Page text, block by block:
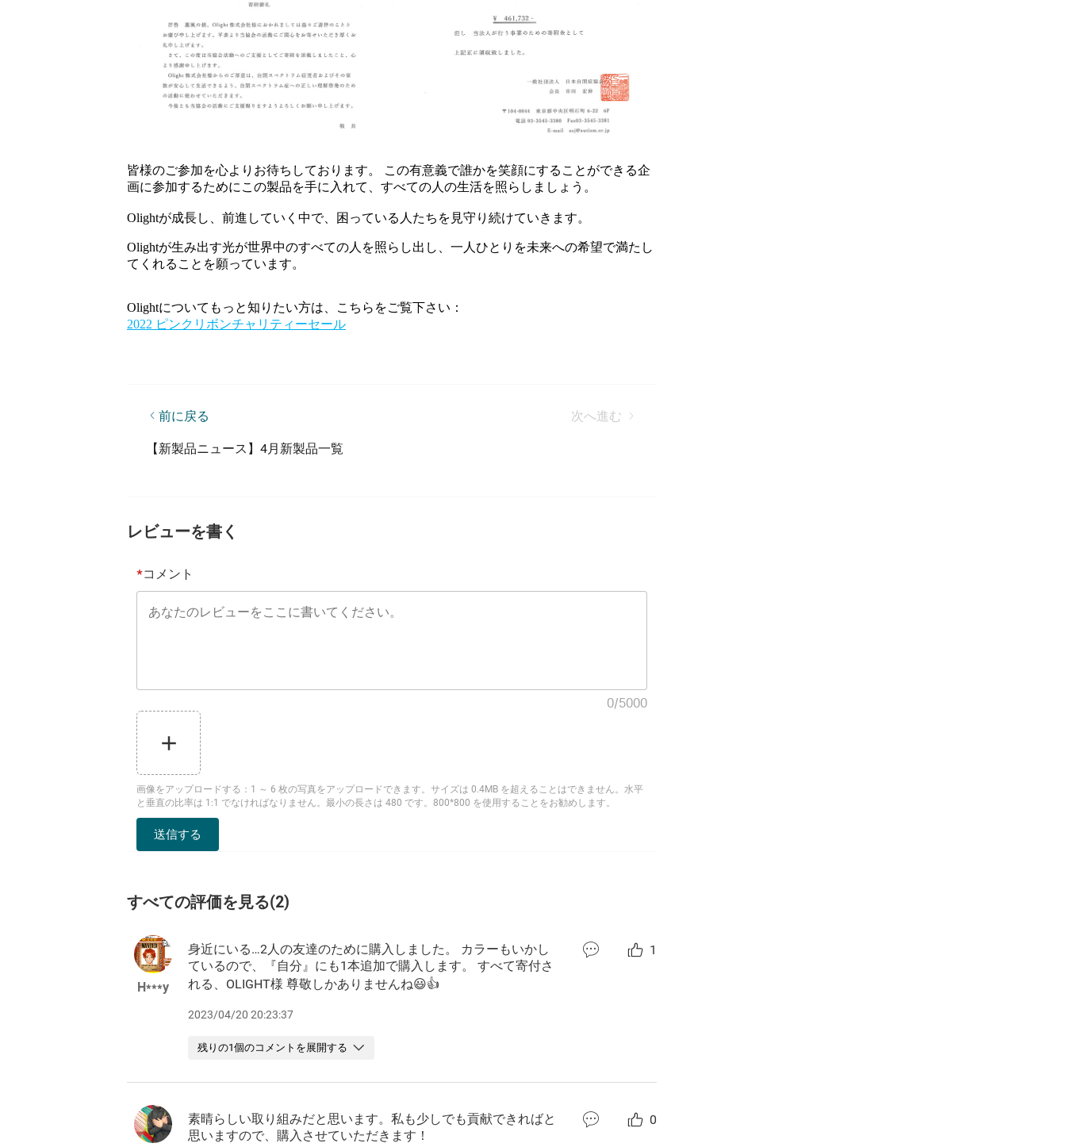
皆様のご参加を心よりお待ちしております。 この有意義で誰かを笑顔にすることができる企
画に参加するためにこの製品を手に入れて、すべての人の生活を照らしましょう。
Olightが成長し、前進していく中で、困っている人たちを見守り続けていきます。
Olightが生み出す光が世界中のすべての人を照らし出し、一人ひとりを未来への希望で満たし
てくれることを願っています。
Olightについてもっと知りたい方は、こちらをご覧下さい：
2022 ピンクリボンチャリティーセール
前に戻る 次へ進む
あなたはOlightの変化を目撃しましたか？
【新製品ニュース】4月新製品一覧
レビューを書く
*コメント
0/5000
画像をアップロードする ： 1 ～ 6 枚の写真をアップロードできます。サイズは 0.4MB を超えることはできません。水平
と垂直の比率は 1:1 でなければなりません。最小の長さは 480 です。800*800 を使用することをお勧めします。
送信する
すべての評価を見る(2)
H***y
身近にいる…2人の友達のために購入しました。 カラーもいかし
ているので、『自分』にも1本追加で購入します。 すべて寄付さ
れる、OLIGHT様 尊敬しかありませんね😃👍️
1
2023/04/20 20:23:37
残りの1個のコメントを展開する
素晴らしい取り組みだと思います。私も少しでも貢献できればと
思いますので、購入させていただきます！
0